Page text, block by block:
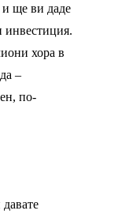
и ще ви даде
инвестиция.
хора в
–
по-